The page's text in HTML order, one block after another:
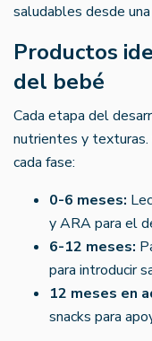
saludables desde
Productos
del bebé
Cada etapa del
nutrientes y
cada fase:
0-6 meses:
y ARA para el
6-12 meses:
para introducir
12 meses en
snacks para